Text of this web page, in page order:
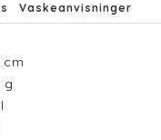
Vaskeanvisninger
cm
g